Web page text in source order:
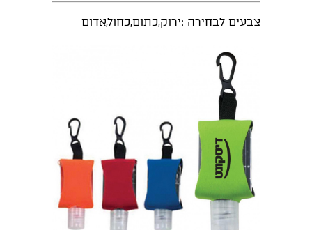
צבעים לבחירה :ירוק,כתום,כחול,אדום